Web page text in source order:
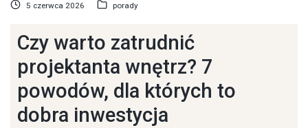
5 czerwca 2026 porady
Czy warto zatrudnić
projektanta wnętrz? 7
powodów, dla których to
dobra inwestycja